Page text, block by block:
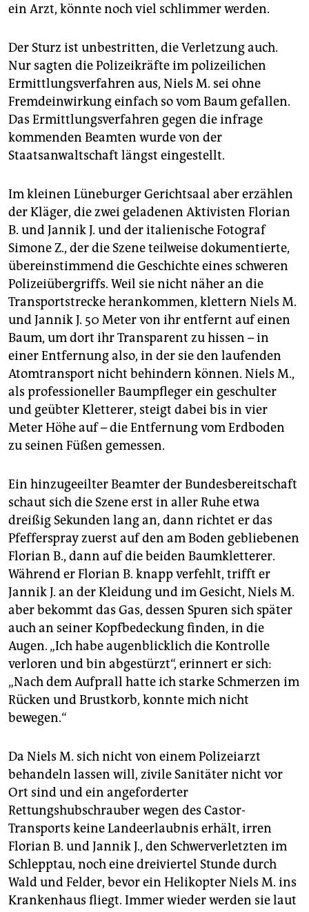
ein Arzt, könnte noch viel schlimmer werden.
Der Sturz ist unbestritten, die Verletzung auch.
Nur sagten die Polizeikräfte im polizeilichen
Ermittlungsverfahren aus, Niels M. sei ohne
Fremdeinwirkung einfach so vom Baum gefallen.
Das Ermittlungsverfahren gegen die infrage
kommenden Beamten wurde von der
Staatsanwaltschaft längst eingestellt.
Im kleinen Lüneburger Gerichtsaal aber erzählen
der Kläger, die zwei geladenen Aktivisten Florian
B. und Jannik J. und der italienische Fotograf
Simone Z., der die Szene teilweise dokumentierte,
übereinstimmend die Geschichte eines schweren
Polizeiübergriffs. Weil sie nicht näher an die
Transportstrecke herankommen, klettern Niels M.
und Jannik J. 50 Meter von ihr entfernt auf einen
Baum, um dort ihr Transparent zu hissen – in
einer Entfernung also, in der sie den laufenden
Atomtransport nicht behindern können. Niels M.,
als professioneller Baumpfleger ein geschulter
und geübter Kletterer, steigt dabei bis in vier
Meter Höhe auf – die Entfernung vom Erdboden
zu seinen Füßen gemessen.
Ein hinzugeeilter Beamter der Bundesbereitschaft
schaut sich die Szene erst in aller Ruhe etwa
dreißig Sekunden lang an, dann richtet er das
Pfefferspray zuerst auf den am Boden gebliebenen
Florian B., dann auf die beiden Baumkletterer.
Während er Florian B. knapp verfehlt, trifft er
Jannik J. an der Kleidung und im Gesicht, Niels M.
aber bekommt das Gas, dessen Spuren sich später
auch an seiner Kopfbedeckung finden, in die
Augen. „Ich habe augenblicklich die Kontrolle
verloren und bin abgestürzt“, erinnert er sich:
„Nach dem Aufprall hatte ich starke Schmerzen im
Rücken und Brustkorb, konnte mich nicht
bewegen.“
Da Niels M. sich nicht von einem Polizeiarzt
behandeln lassen will, zivile Sanitäter nicht vor
Ort sind und ein angeforderter
Rettungshubschrauber wegen des Castor-
Transports keine Landeerlaubnis erhält, irren
Florian B. und Jannik J., den Schwerverletzten im
Schlepptau, noch eine dreiviertel Stunde durch
Wald und Felder, bevor ein Helikopter Niels M. ins
Krankenhaus fliegt. Immer wieder werden sie laut